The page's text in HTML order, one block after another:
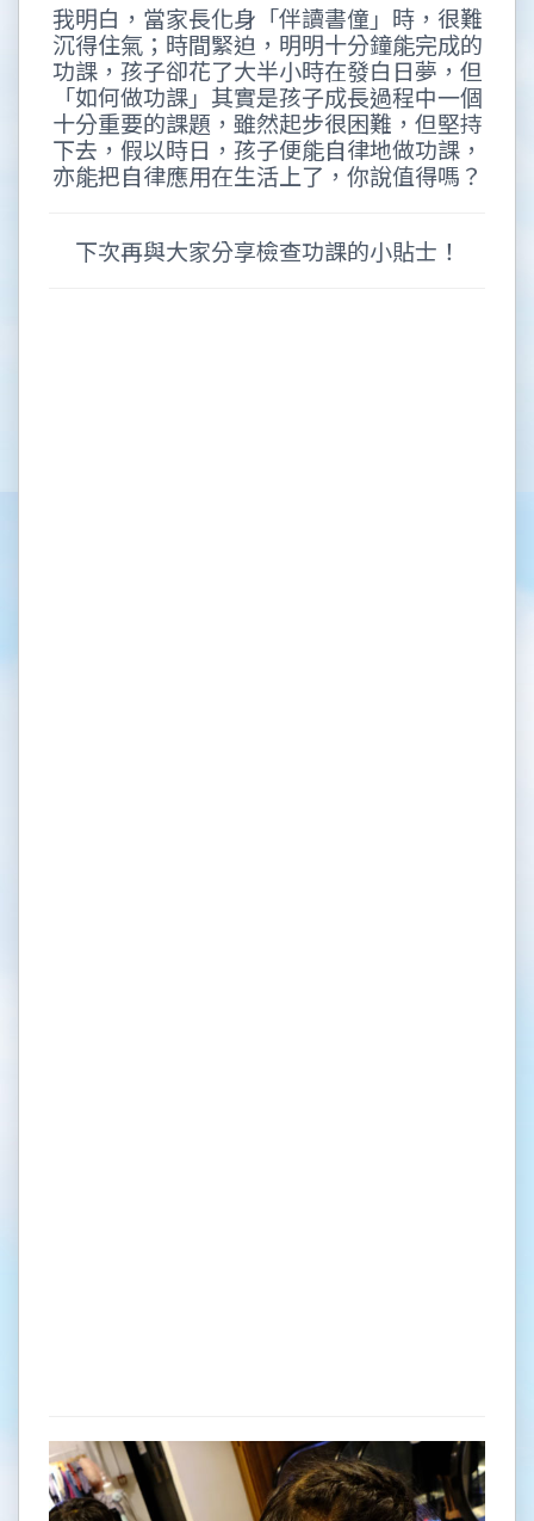
我明白，當家長化身「伴讀書僮」時，很難
沉得住氣；時間緊迫，明明十分鐘能完成的
功課，孩子卻花了大半小時在發白日夢，但
「如何做功課」其實是孩子成長過程中一個
十分重要的課題，雖然起步很困難，但堅持
下去，假以時日，孩子便能自律地做功課，
亦能把自律應用在生活上了，你說值得嗎？
下次再與大家分享檢查功課的小貼士！